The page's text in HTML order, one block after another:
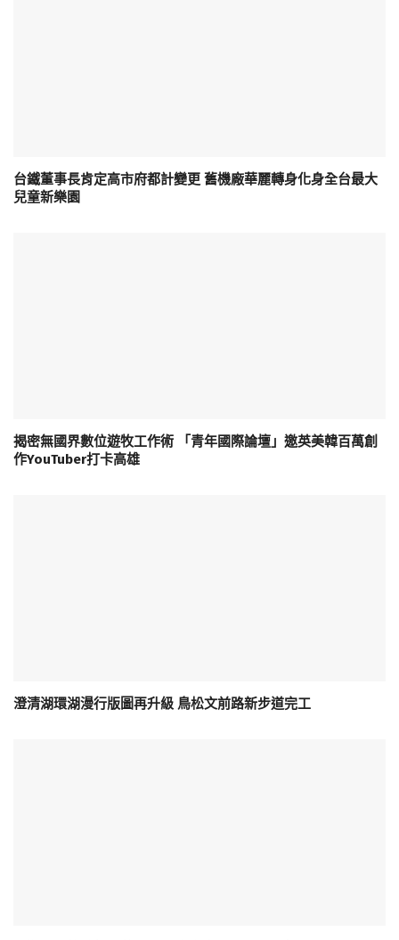
台鐵董事長肯定高市府都計變更 舊機廠華麗轉身化身全台最大
兒童新樂園
揭密無國界數位遊牧工作術 「青年國際論壇」邀英美韓百萬創
作YouTuber打卡高雄
澄清湖環湖漫行版圖再升級 鳥松文前路新步道完工